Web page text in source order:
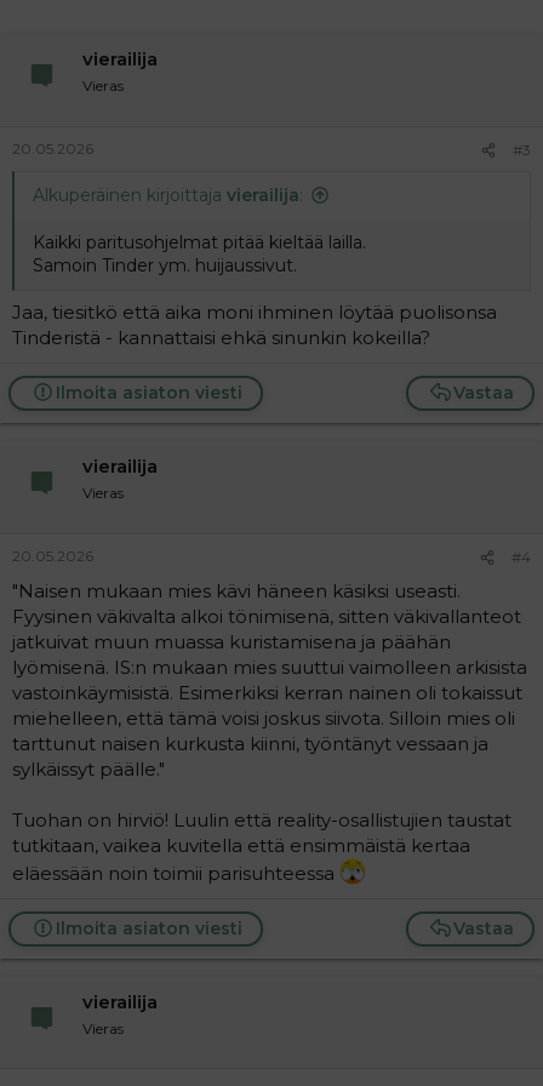
vierailija
Vieras
20.05.2026 #3
Alkuperäinen kirjoittaja vierailija:
Kaikki paritusohjelmat pitää kieltää lailla.
Samoin Tinder ym. huijaussivut.
Jaa, tiesitkö että aika moni ihminen löytää puolisonsa
Tinderistä - kannattaisi ehkä sinunkin kokeilla?
Vastaa
Ilmoita asiaton viesti
vierailija
Vieras
20.05.2026 #4
"Naisen mukaan mies kävi häneen käsiksi useasti.
Fyysinen väkivalta alkoi tönimisenä, sitten väkivallanteot
jatkuivat muun muassa kuristamisena ja päähän
lyömisenä. IS:n mukaan mies suuttui vaimolleen arkisista
vastoinkäymisistä. Esimerkiksi kerran nainen oli tokaissut
miehelleen, että tämä voisi joskus siivota. Silloin mies oli
tarttunut naisen kurkusta kiinni, työntänyt vessaan ja
sylkäissyt päälle."
Tuohan on hirviö! Luulin että reality-osallistujien taustat
tutkitaan, vaikea kuvitella että ensimmäistä kertaa
eläessään noin toimii parisuhteessa
Vastaa
Ilmoita asiaton viesti
vierailija
Vieras